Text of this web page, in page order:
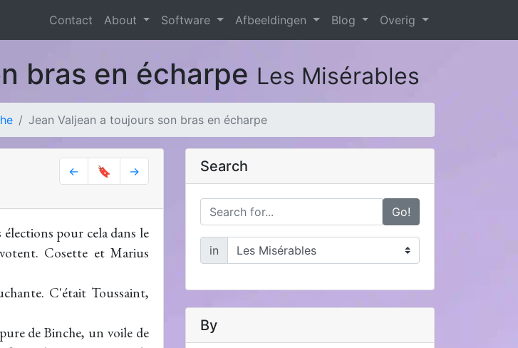
Contact About Software Afbeeldingen Blog Overig
bras en écharpe Les Misérables
Jean Valjean a toujours son bras en écharpe
← 🔖 →
pour cela dans le
Cosette et Marius
C'était Toussaint,
de Binche, un voile de
Search
Go!
in
By